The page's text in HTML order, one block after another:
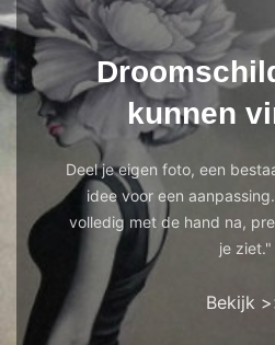
kunnen
Deel je eigen foto, een
idee voor een
volledig met de hand na,
je ziet."
Bekijk